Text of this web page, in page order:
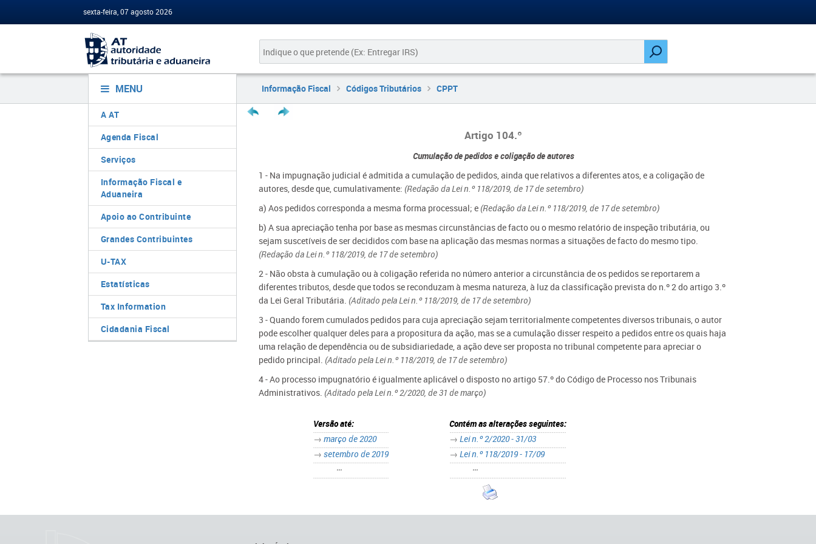
sexta-feira, 07 agosto 2026
MENU
A AT
Agenda Fiscal
Serviços
Informação Fiscal e
Aduaneira
Apoio ao Contribuinte
Grandes Contribuintes
U-TAX
Estatísticas
Tax Information
Cidadania Fiscal
Informação Fiscal Códigos Tributários CPPT
Artigo 104.º
Cumulação de pedidos e coligação de autores
1 - Na impugnação judicial é admitida a cumulação de pedidos, ainda que relativos a diferentes atos, e a coligação de
autores, desde que, cumulativamente: (Redação da Lei n.º 118/2019, de 17 de setembro)
a) Aos pedidos corresponda a mesma forma processual; e (Redação da Lei n.º 118/2019, de 17 de setembro)
b) A sua apreciação tenha por base as mesmas circunstâncias de facto ou o mesmo relatório de inspeção tributária, ou
sejam suscetíveis de ser decididos com base na aplicação das mesmas normas a situações de facto do mesmo tipo.
(Redação da Lei n.º 118/2019, de 17 de setembro)
2 - Não obsta à cumulação ou à coligação referida no número anterior a circunstância de os pedidos se reportarem a
diferentes tributos, desde que todos se reconduzam à mesma natureza, à luz da classificação prevista do n.º 2 do artigo 3.º
da Lei Geral Tributária. (Aditado pela Lei n.º 118/2019, de 17 de setembro)
3 - Quando forem cumulados pedidos para cuja apreciação sejam territorialmente competentes diversos tribunais, o autor
pode escolher qualquer deles para a propositura da ação, mas se a cumulação disser respeito a pedidos entre os quais haja
uma relação de dependência ou de subsidiariedade, a ação deve ser proposta no tribunal competente para apreciar o
pedido principal. (Aditado pela Lei n.º 118/2019, de 17 de setembro)
4 - Ao processo impugnatório é igualmente aplicável o disposto no artigo 57.º do Código de Processo nos Tribunais
Administrativos. (Aditado pela Lei n.º 2/2020, de 31 de março)
Versão até:
→ março de 2020
→ setembro de 2019
•••
Contém as alterações seguintes:
→ Lei n.º 2/2020 - 31/03
→ Lei n.º 118/2019 - 17/09
•••